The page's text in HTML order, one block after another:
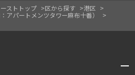
ストトップ 区から探す
港区
アパートメンツタワー麻布十番）
開閉